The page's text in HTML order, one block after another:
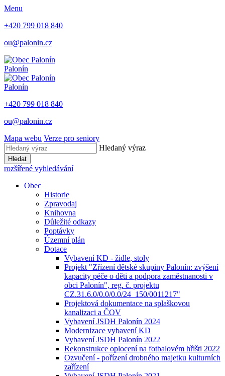
Menu
+420 799 018 840
ou@palonin.cz
Palonín
Palonín
+420 799 018 840
ou@palonin.cz
Mapa webu Verze pro seniory
Hledaný výraz
Hledat
rozšířené vyhledávání
Obec
Historie
Zpravodaj
Knihovna
Důležité odkazy
Poptávky
Územní plán
Dotace
Vybavení KD - židle, stoly
Projekt "Zřízení dětské skupiny Palonín: zvýšení
kapacity péče o děti a podpora zaměstnanosti v
obci Palonín", reg. č. projektu
CZ.31.6.0/0.0/0.0/24_150/0011217"
Projektová dokumentace na splaškovou
kanalizaci a ČOV
Vybavení JSDH Palonín 2024
Modernizace vybavení KD
Vybavení JSDH Palonín 2022
Rekonstrukce oplocení na fotbalovém hřišti 2022
Ozvučení - pořízení drobného majetku kulturních
zařízení